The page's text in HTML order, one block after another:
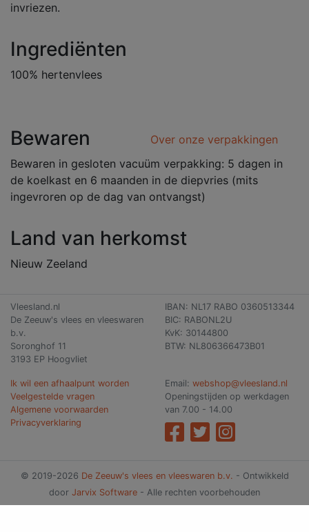
invriezen.
Ingrediënten
100% hertenvlees
Bewaren
Over onze verpakkingen
Bewaren in gesloten vacuüm verpakking: 5 dagen in
de koelkast en 6 maanden in de diepvries (mits
ingevroren op de dag van ontvangst)
Land van herkomst
Nieuw Zeeland
Vleesland.nl
De Zeeuw's vlees en vleeswaren
b.v.
Soronghof 11
3193 EP Hoogvliet
IBAN: NL17 RABO 0360513344
BIC: RABONL2U
KvK: 30144800
BTW: NL806366473B01
Ik wil een afhaalpunt worden
Veelgestelde vragen
Algemene voorwaarden
Privacyverklaring
Email: webshop@vleesland.nl
Openingstijden op werkdagen
van 7.00 - 14.00
© 2019-2026 De Zeeuw's vlees en vleeswaren b.v. - Ontwikkeld
door Jarvix Software - Alle rechten voorbehouden